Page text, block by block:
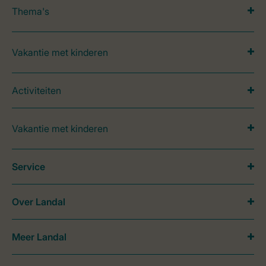
Thema's
Vakantie met kinderen
Activiteiten
Vakantie met kinderen
Service
Over Landal
Meer Landal